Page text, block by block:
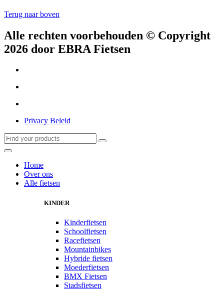
Terug naar boven
Alle rechten voorbehouden © Copyright
2026 door EBRA Fietsen
Privacy Beleid
Home
Over ons
Alle fietsen
KINDER
Kinderfietsen
Schoolfietsen
Racefietsen
Mountainbikes
Hybride fietsen
Moederfietsen
BMX Fietsen
Stadsfietsen